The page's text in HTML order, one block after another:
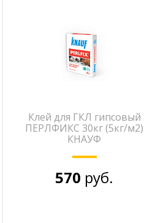
Клей для ГКЛ гипсовый
ПЕРЛФИКС 30кг (5кг/м2)
КНАУФ
570 руб.